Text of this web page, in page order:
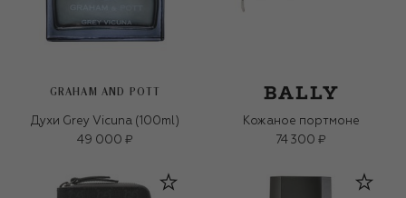
GRAHAM AND POTT
Духи Grey Vicuna (100ml)
49 000 ₽
Кожаное портмоне
74 300 ₽